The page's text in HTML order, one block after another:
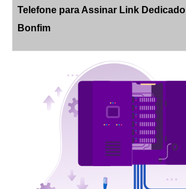
Telefone para Assinar Link Dedicado
Bonfim